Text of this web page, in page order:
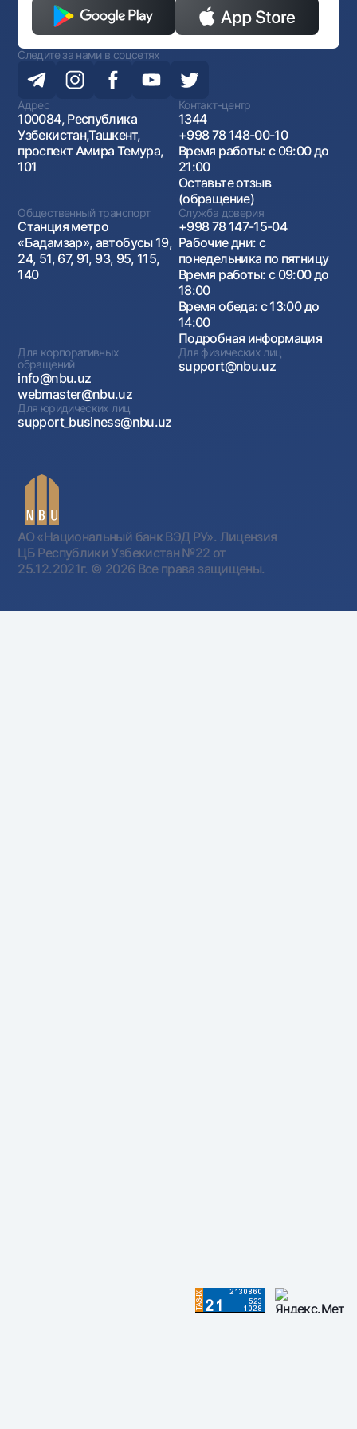
Следите за нами в соцсетях
Адрес
100084, Республика
Узбекистан,Ташкент,
проспект Амира Темура,
101
Контакт-центр
1344
+998 78 148-00-10
Время работы: с 09:00 до
21:00
Оставьте отзыв
(обращение)
Общественный транспорт
Станция метро
«Бадамзар», автобусы 19,
24, 51, 67, 91, 93, 95, 115,
140
Служба доверия
+998 78 147-15-04
Рабочие дни: с
понедельника по пятницу
Время работы: с 09:00 до
18:00
Время обеда: с 13:00 до
14:00
Подробная информация
Для корпоративных
обращений
info@nbu.uz
webmaster@nbu.uz
Для физических лиц
support@nbu.uz
Для юридических лиц
support_business@nbu.uz
АО «Национальный банк ВЭД РУ». Лицензия
ЦБ Республики Узбекистан №22 от
25.12.2021г. © 2026 Все права защищены.